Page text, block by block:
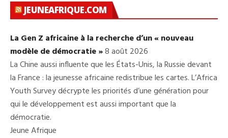
JEUNEAFRIQUE.COM
La Gen Z africaine à la recherche d’un « nouveau
modèle de démocratie »8 août 2026
La Chine aussi influente que les États-Unis, la Russie devant
la France : la jeunesse africaine redistribue les cartes. L’Africa
Youth Survey décrypte les priorités d’une génération pour
qui le développement est aussi important que la
démocratie.
Jeune Afrique